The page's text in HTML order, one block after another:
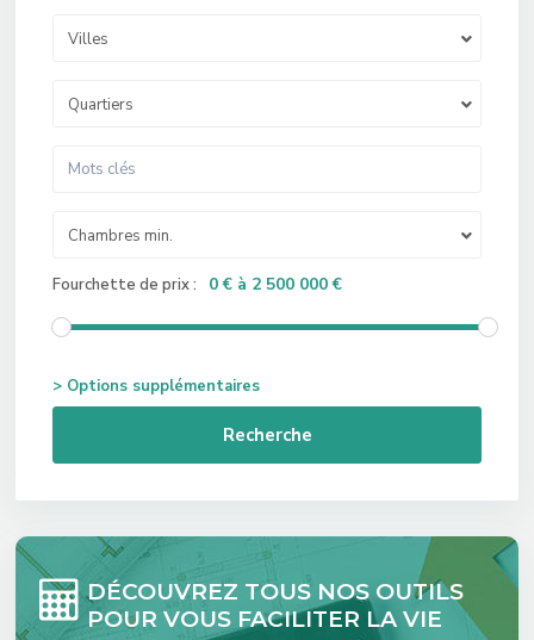
Villes
Quartiers
Chambres min.
Fourchette de prix : 0 € à 2 500 000 €
> Options supplémentaires
Recherche
DÉCOUVREZ TOUS NOS OUTILS
POUR VOUS FACILITER LA VIE